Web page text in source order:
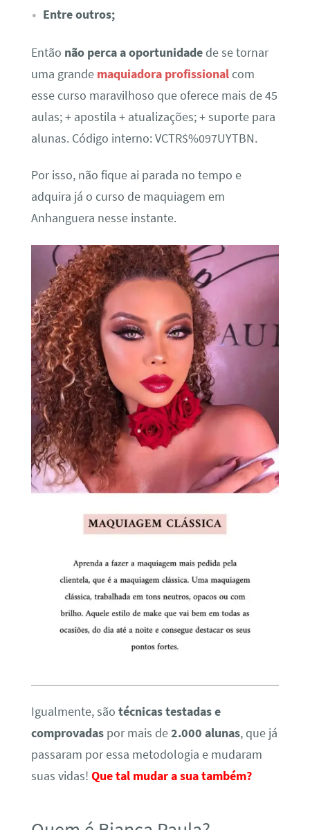
Entre outros;
Então não perca a oportunidadede se tornar
uma grande maquiadora profissionalcom
esse curso maravilhoso que oferece mais de 45
aulas; + apostila + atualizações; + suporte para
alunas. Código interno: VCTR$%097UYTBN.
Por isso, não fique ai parada no tempo e
adquira já o curso de maquiagem em
Anhanguera nesse instante.
Igualmente, são técnicas testadas e
comprovadaspor mais de2.000 alunas, que já
passaram por essa metodologia e mudaram
suas vidas! Que tal mudar a sua também?